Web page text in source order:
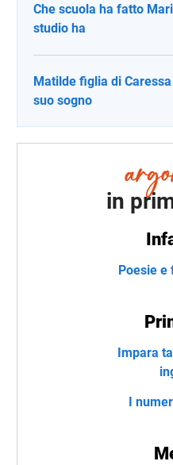
Che scuola ha fatto
studio ha
Matilde figlia di
suo sogno
in
Poesie e
Impara
I